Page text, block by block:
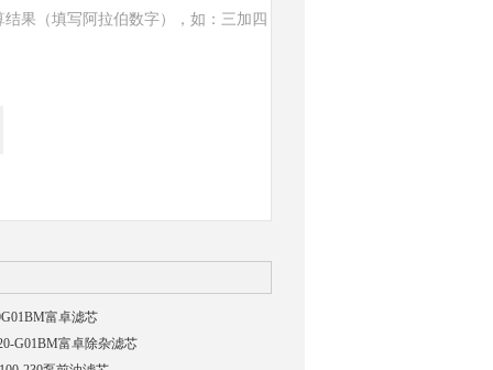
结果（填写阿拉伯数字），如：三加四
富卓滤芯
G01BM富卓除杂滤芯